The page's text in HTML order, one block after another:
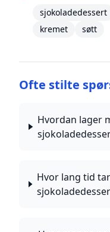
sjokoladedessert
kremet
søtt
Ofte stilte
Hvordan lager
Hvor lang tid